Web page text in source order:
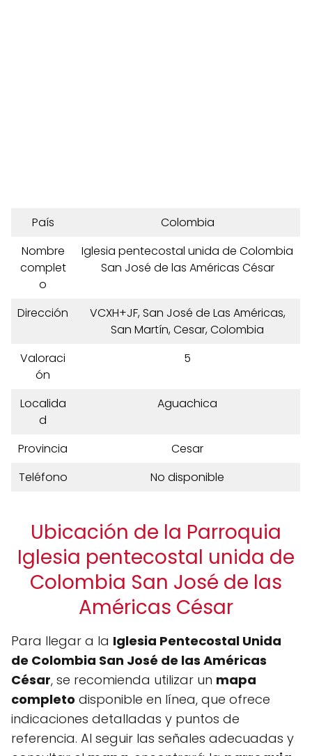
País
Colombia
Nombre
complet
o
Iglesia pentecostal unida de Colombia
San José de las Américas César
Dirección
VCXH+JF, San José de Las Américas,
San Martín, Cesar, Colombia
Valoraci
ón
5
Localida
d
Aguachica
Provincia
Cesar
Teléfono
No disponible
Ubicación de la Parroquia
Iglesia pentecostal unida de
Colombia San José de las
Américas César
Para llegar a la Iglesia Pentecostal Unida
de Colombia San José de las Américas
César, se recomienda utilizar un mapa
completo disponible en línea, que ofrece
indicaciones detalladas y puntos de
referencia. Al seguir las señales adecuadas y